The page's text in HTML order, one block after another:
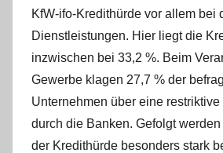
KfW-ifo-Kredithürde vor allem bei
Dienstleistungen. Hier liegt die
inzwischen bei 33,2 %. Beim
Gewerbe klagen 27,7 % der
Unternehmen über eine
durch die Banken. Gefolgt
der Kredithürde besonders stark